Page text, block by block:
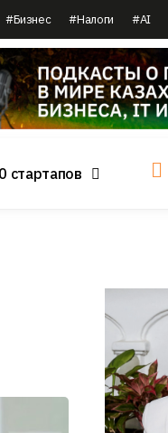
#Бизнес #Налоги #AI
стартапов